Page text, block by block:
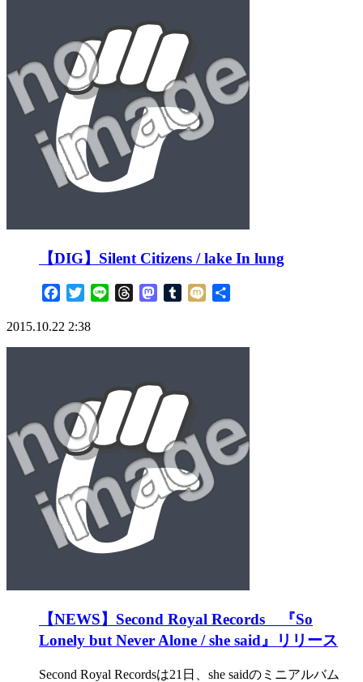
【DIG】Silent Citizens / lake In lung
FacebookTwitterLine ThreadsMastodonTumblrMixi
2015.10.22 2:38
【NEWS】Second Royal Records 『So
Lonely but Never Alone / she said』リリース
Second Royal Recordsは21日、she saidのミニアルバム